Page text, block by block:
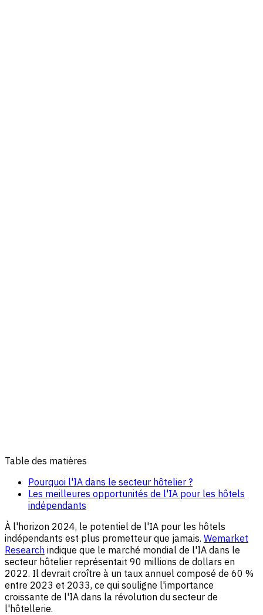
Table des matières
Pourquoi l'IA dans le secteur hôtelier ?
Les meilleures opportunités de l'IA pour les hôtels
indépendants
À l'horizon 2024, le potentiel de l'IA pour les hôtels
indépendants est plus prometteur que jamais. Wemarket
Research indique que le marché mondial de l'IA dans le
secteur hôtelier représentait 90 millions de dollars en
2022. Il devrait croître à un taux annuel composé de 60 %
entre 2023 et 2033, ce qui souligne l'importance
croissante de l'IA dans la révolution du secteur de
l'hôtellerie.